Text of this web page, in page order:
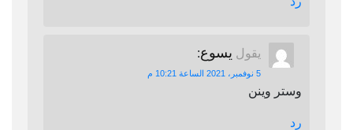
يقول يسوع:
5 نوفمبر، 2021 الساعة 10:21 م
وستر وينن
رد